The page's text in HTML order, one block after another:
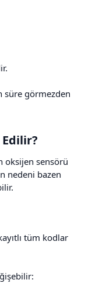
süre görmezden
Edilir?​
oksijen sensörü
nedeni bazen
tüm kodlar